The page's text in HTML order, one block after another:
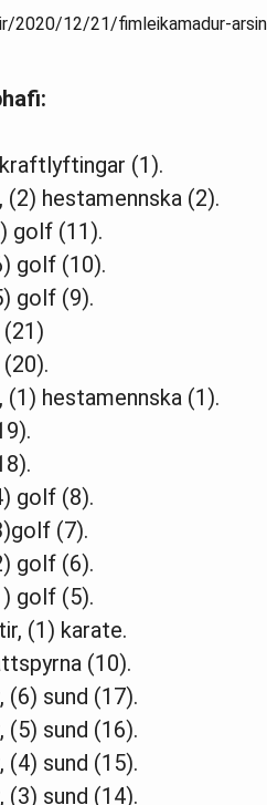
12/21/fimleikamadur-
(1).
(2) hestamennska (2).
golf (11).
golf (10).
golf (9).
(1) hestamennska (1).
golf (8).
(7).
golf (6).
golf (5).
(1) karate.
(10).
(6) sund (17).
(5) sund (16).
(4) sund (15).
(3) sund (14).